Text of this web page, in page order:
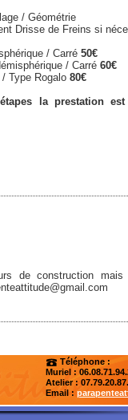
/ Géométrie
de Freins si
/ Carré 50€
/ Carré 60€
80€
la prestation
de construction
Téléphone :
Muriel :
Atelier:
Email :